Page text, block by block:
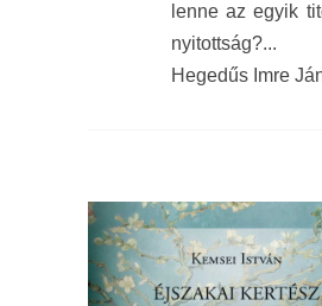
lenne az egyik
nyitottság?...
Hegedűs Imre